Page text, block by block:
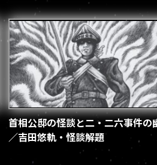
首相公邸の怪談と二・二六事件の
／吉田悠軌・怪談解題